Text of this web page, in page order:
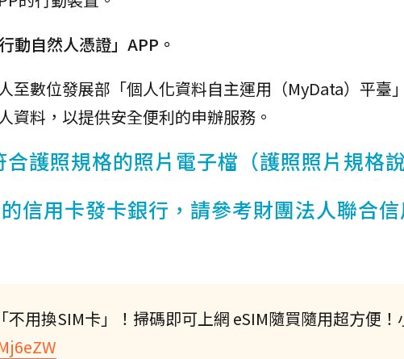
動自然人憑證」APP。
至數位發展部「個人化資料自主運用（MyData）平臺
資料，以提供安全便利的申辦服務。
護照規格的照片電子檔（護照照片規格
的信用卡發卡銀行，請參考財團法人聯合
用換SIM卡」！掃碼即可上網 eSIM隨買隨用超方便！